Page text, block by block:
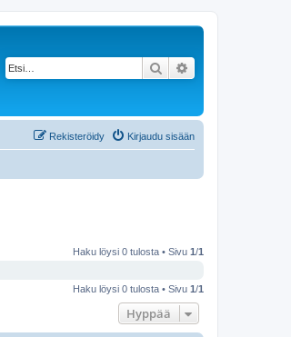
Etsi
Kirjaudu sisään
Rekisteröidy
Haku löysi 0 tulosta • Sivu 1/1
Haku löysi 0 tulosta • Sivu 1/1
Hyppää